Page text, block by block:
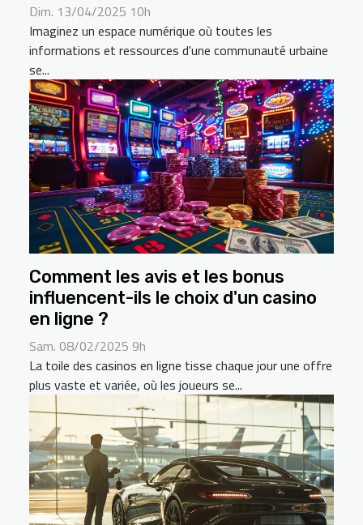
Dim. 13/04/2025 10h
Imaginez un espace numérique où toutes les
informations et ressources d'une communauté urbaine
se...
Comment les avis et les bonus
influencent-ils le choix d'un casino
en ligne ?
Sam. 08/02/2025 9h
La toile des casinos en ligne tisse chaque jour une offre
plus vaste et variée, où les joueurs se...